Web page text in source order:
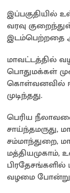
இப்பகுதியில்
வரவு
இடம்பெற்றதை
மாவட்டத்தில்
பொதுமக்கள்
கொள்வனவில்
முடிந்தது.
பெரிய
சாய்ந்தமருது,
சம்மாந்துறை,
மத்தியமுகாம்,
பிரதேசங்களில்
வழமை போன்று